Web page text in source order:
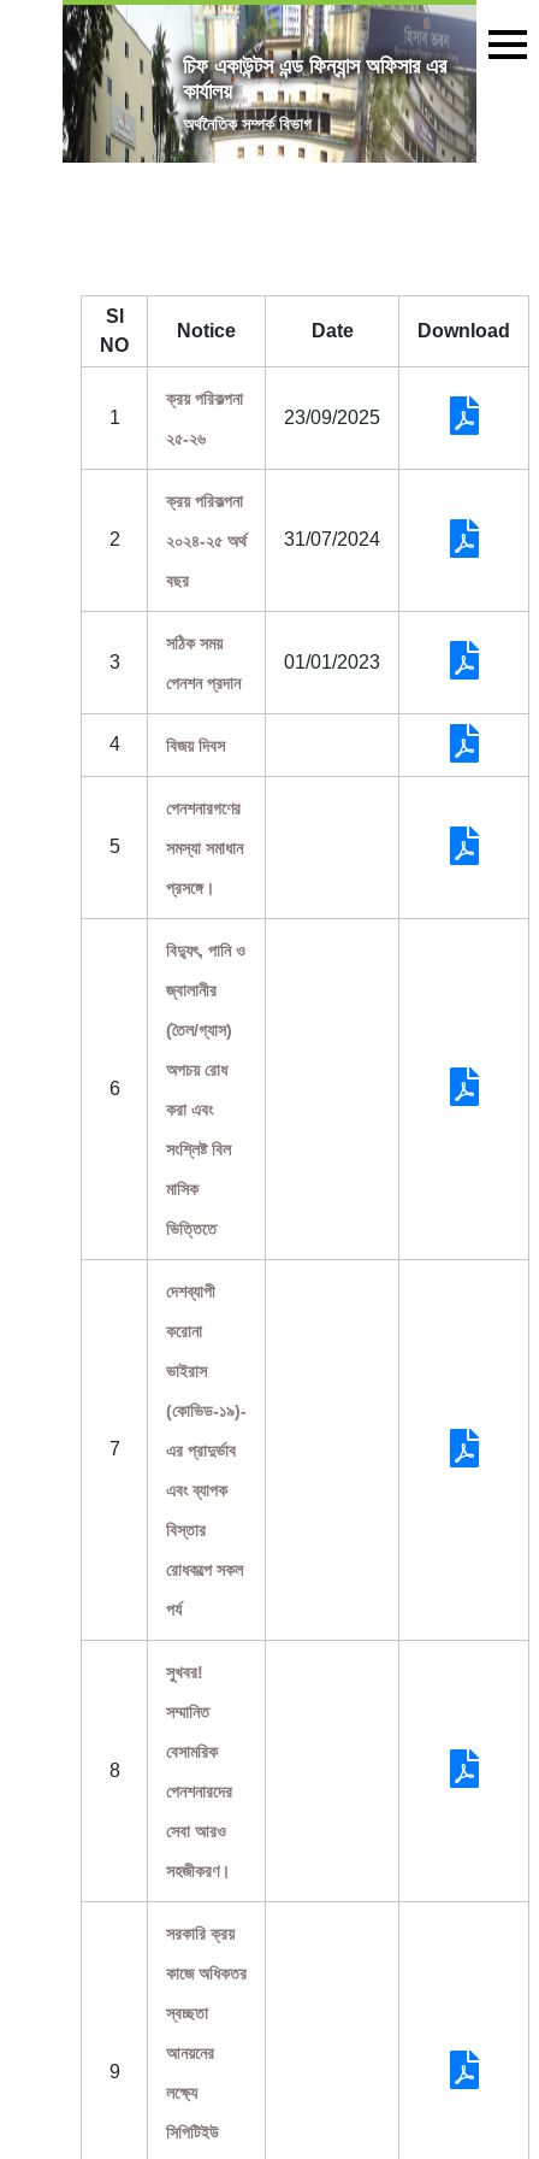
চিফ একাউন্টস এন্ড ফিন্যান্স অফিসার এর
কার্যালয়
অৰ্থনৈতিক সম্পর্ক বিভাগ
Sl
NO
Notice Date Download
1
ক্রয় পরিকল্পনা
২৫-২৬
23/09/2025
2
ক্রয় পরিকল্পনা
২০২৪-২৫ অর্থ
বছর
31/07/2024
3
সঠিক সময়
পেনশন প্রদান
01/01/2023
4 বিজয় দিবস
5
পেনশনারগণের
সমস্যা সমাধান
প্রসঙ্গে।
6
বিদ্যুৎ, পানি ও
জ্বালানীর
(তৈল/গ্যাস)
অপচয় রোধ
করা এবং
সংশ্লিষ্ট বিল
মাসিক
ভিত্তিতে
7
দেশব্যাপী
করোনা
ভাইরাস
(কোভিড-১৯)-
এর প্রাদুর্ভাব
এবং ব্যাপক
বিস্তার
রোধকল্পে সকল
পর্য
8
সুখবর!
সম্মানিত
বেসামরিক
পেনশনারদের
সেবা আরও
সহজীকরণ।
9
সরকারি ক্রয়
কাজে অধিকতর
স্বচ্ছতা
আনয়নের
লক্ষ্যে
সিপিটিইউ